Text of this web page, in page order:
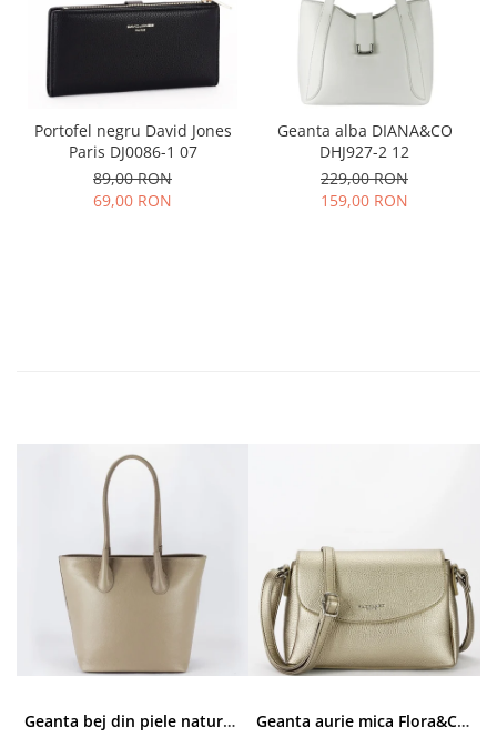
Portofel negru David Jones
Paris DJ0086-1 07
89,00 RON
69,00 RON
Geanta alba DIANA&CO
DHJ927-2 12
229,00 RON
159,00 RON
Geanta bej din piele naturala 8966 123 Geanta aurie mica Flora&CO Paris H6930 16